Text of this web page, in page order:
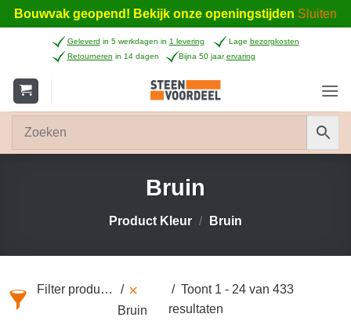
Bouwvak geopend! Bekijk onze openingstijden Sluiten
inhoud
Geleverd in 5 werkdagen in 1 levering Lage bezorgkosten
Retourneren in 14 dagen Bijna 50 jaarervaring
Bruin
Product Kleur / Bruin
Filter producten
Bruin
Toont 1 - 24 van 433
resultaten